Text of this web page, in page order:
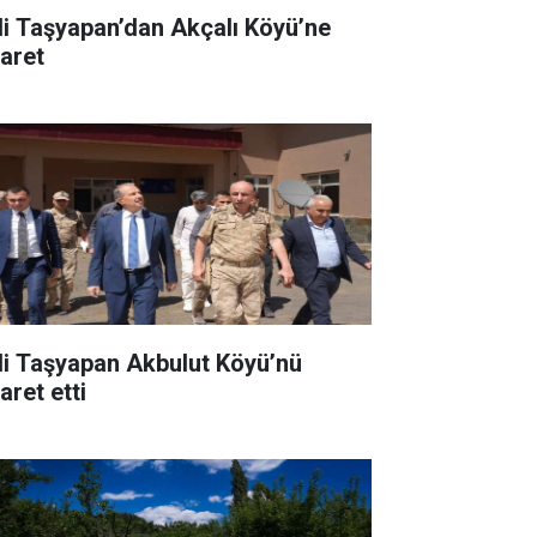
Taşyapan’dan Akçalı Köyü’ne
Taşyapan Akbulut Köyü’nü
etti